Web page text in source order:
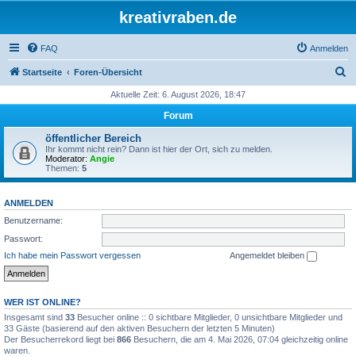
kreativraben.de
FAQ Anmelden
Startseite Foren-Übersicht
h
Aktuelle Zeit: 6. August 2026, 18:47
Forum
öffentlicher Bereich
Ihr kommt nicht rein? Dann ist hier der Ort, sich zu melden.
Moderator: Angie
Themen: 5
ANMELDEN
Benutzername:
Passwort:
Ich habe mein Passwort vergessen
Angemeldet bleiben
WER IST ONLINE?
Insgesamt sind 33 Besucher online :: 0 sichtbare Mitglieder, 0 unsichtbare Mitglieder und
33 Gäste (basierend auf den aktiven Besuchern der letzten 5 Minuten)
Der Besucherrekord liegt bei 866 Besuchern, die am 4. Mai 2026, 07:04 gleichzeitig online
waren.